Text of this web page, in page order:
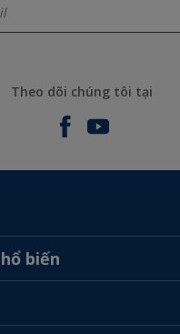
Theo dõi chúng tôi tại
biến